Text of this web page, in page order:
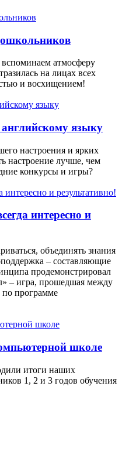
атмосферу
на лицах всех
и восхищением!
языку
настроения и ярких
настроение лучше, чем
конкурсы и игры?
интересно и
объединять знания
– составляющие
продемонстрировал
– игра, прошедшая между
по программе
школе
итоги наших
1, 2 и 3 годов обучения